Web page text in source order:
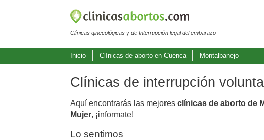
Clínicas ginecológicas y de Interrupción legal del embarazo
Inicio Clínicas de aborto en Cuenca Montalbanejo
Clínicas de interrupción
Aquí encontrarás las mejores clínicas de aborto de
Mujer, ¡informate!
Lo sentimos